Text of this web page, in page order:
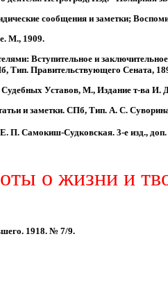
сообщения и заметки;
М., 1909.
Вступительное и
Тип. Правительствующего Сената,
Уставов, М., Издание т-ва И.
и заметки. СПб, Тип. А. С.
П. Самокиш-Судковская. 3-е изд.,
о жизни и
1918. № 7/9.